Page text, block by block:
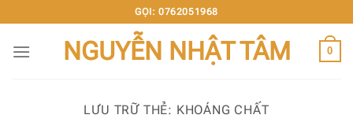
đến
nội
GỌI: 0762051968
NGUYỄN NHẬT TÂM 0
LƯU TRỮ THẺ: KHOÁNG CHẤT